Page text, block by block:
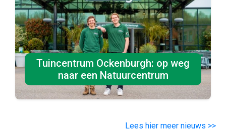
Tuincentrum Ockenburgh: op weg
naar een Natuurcentrum
Lees hier meer nieuws >>